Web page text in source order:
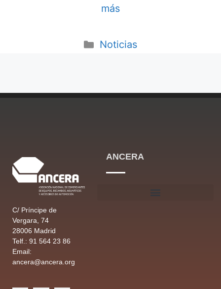
más
Noticias
C/ Príncipe de
Vergara, 74
28006 Madrid
Telf.: 91 564 23 86
Email:
ancera@ancera.org
ANCERA